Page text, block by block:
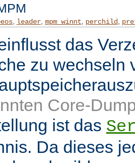
, leader, mpm_winnt perchild,
das
zu wechseln
Core-
ist das
Da dieses